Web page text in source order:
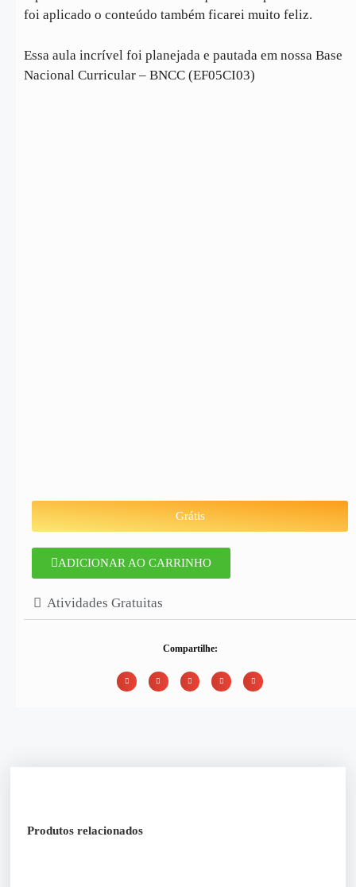
foi aplicado o conteúdo também ficarei muito feliz.
Essa aula incrível foi planejada e pautada em nossa Base
Nacional Curricular – BNCC (EF05CI03)
Grátis
ADICIONAR AO CARRINHO
Atividades Gratuitas
Compartilhe:
Produtos relacionados